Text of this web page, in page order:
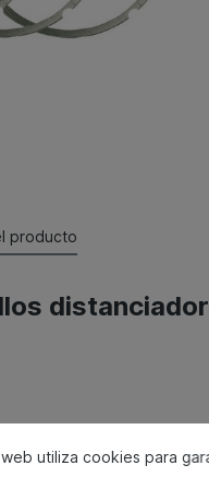
producto
utiliza cookies para